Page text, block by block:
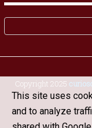
Copyright 2025
This site uses
and to analyze